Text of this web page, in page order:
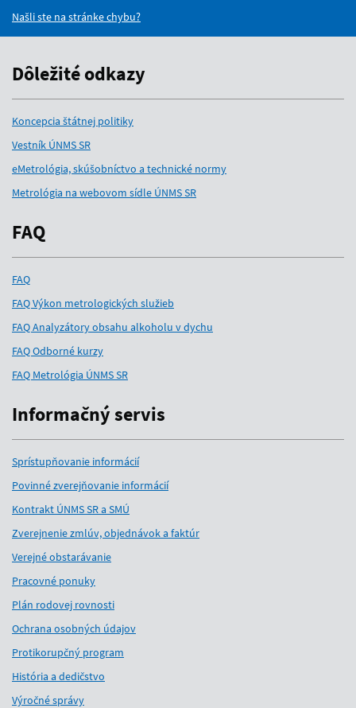
Našli ste na stránke chybu?
Dôležité odkazy
Koncepcia štátnej politiky
Vestník ÚNMS SR
eMetrológia, skúšobníctvo a technické normy
Metrológia na webovom sídle ÚNMS SR
FAQ
FAQ
FAQ Výkon metrologických služieb
FAQ Analyzátory obsahu alkoholu v dychu
FAQ Odborné kurzy
FAQ Metrológia ÚNMS SR
Informačný servis
Sprístupňovanie informácií
Povinné zverejňovanie informácií
Kontrakt ÚNMS SR a SMÚ
Zverejnenie zmlúv, objednávok a faktúr
Verejné obstarávanie
Pracovné ponuky
Plán rodovej rovnosti
Ochrana osobných údajov
Protikorupčný program
História a dedičstvo
Výročné správy